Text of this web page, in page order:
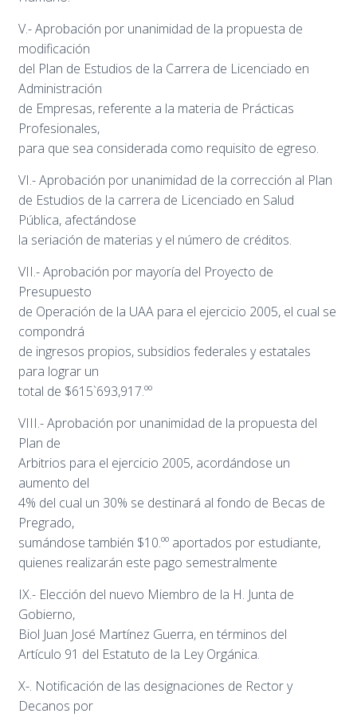
V.- Aprobación por unanimidad de la propuesta de
modificación
del Plan de Estudios de la Carrera de Licenciado en
Administración
de Empresas, referente a la materia de Prácticas
Profesionales,
para que sea considerada como requisito de egreso.
VI.- Aprobación por unanimidad de la corrección al Plan
de Estudios de la carrera de Licenciado en Salud
Pública, afectándose
la seriación de materias y el número de créditos.
VII.- Aprobación por mayoría del Proyecto de
Presupuesto
de Operación de la UAA para el ejercicio 2005, el cual se
compondrá
de ingresos propios, subsidios federales y estatales
para lograr un
total de $615`693,917.ºº
VIII.- Aprobación por unanimidad de la propuesta del
Plan de
Arbitrios para el ejercicio 2005, acordándose un
aumento del
4% del cual un 30% se destinará al fondo de Becas de
Pregrado,
sumándose también $10.ºº aportados por estudiante,
quienes realizarán este pago semestralmente
IX.- Elección del nuevo Miembro de la H. Junta de
Gobierno,
Biol Juan José Martínez Guerra, en términos del
Artículo 91 del Estatuto de la Ley Orgánica.
X-. Notificación de las designaciones de Rector y
Decanos por